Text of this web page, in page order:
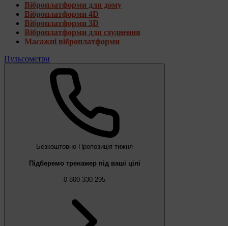
Віброплатформи для дому
Віброплатформи 4D
Віброплатформи 3D
Віброплатформи для схуднення
Масажні віброплатформи
Пульсометри
Безкоштовно Пропозиція тижня
Підберемо тренажер під ваші цілі
0 800 330 295